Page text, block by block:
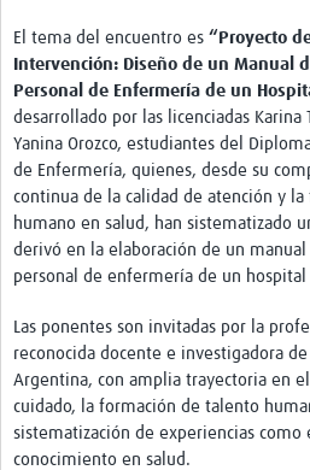
Crear Data Clinic
Búsqueda de información en bases …
eLearning
Desarrollo profesional
Proyectos Pathfinder
Pathfinders Brasil
Pathfinder Colombia
Pathfinder Honduras
El tema del encuentro es “Proyecto
Intervención: Diseño de un Manual
Personal de Enfermería de un
desarrollado por las licenciadas Karina
Yanina Orozco, estudiantes del
de Enfermería, quienes, desde su
continua de la calidad de atención y
humano en salud, han sistematizado
derivó en la elaboración de un
personal de enfermería de un hospital
Las ponentes son invitadas por la
reconocida docente e investigadora
Argentina, con amplia trayectoria en
cuidado, la formación de talento
sistematización de experiencias como
conocimiento en salud.